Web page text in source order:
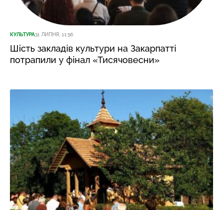
КУЛЬТУРА31 ЛИПНЯ, 11:56
Шість закладів культури на Закарпатті
потрапили у фінал «Тисячовесни»